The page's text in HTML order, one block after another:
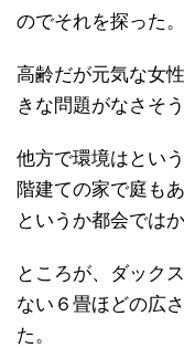
のでそれを探った。
高齢だが元気な女
きな問題がなさそう
他方で環境はとい
階建ての家で庭も
というか都会では
ところが、ダック
ない６畳ほどの広
た。